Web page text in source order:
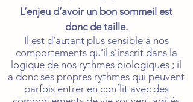
L’enjeu d’avoir un bon sommeil est
donc de taille.
Il est d’autant plus sensible à nos
comportements qu’il s’inscrit dans la
logique de nos rythmes biologiques ; il
a donc ses propres rythmes qui peuvent
parfois entrer en conflit avec des